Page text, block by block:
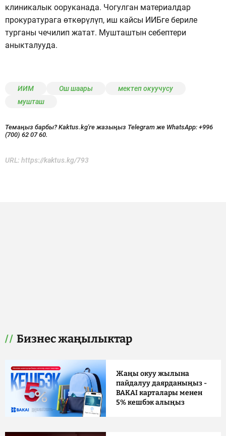
клиникалык ооруканада. Чогулган материалдар
прокуратурага өткөрүлүп, иш кайсы ИИБге бериле
турганы чечилип жатат. Мушташтын себептери
аныкталууда.
ИИМ Ош шаары
мектеп окуучусу
мушташ
Темаңыз барбы? Kaktus.kg'ге жазыңыз Telegram же WhatsApp: +996
(700) 62 07 60.
URL: https://kaktus.kg/793
Бизнес жаңылыктар
Жаңы окуу жылына
пайдалуу даярданыңыз -
BAKAI карталары менен
5% кешбэк алыңыз